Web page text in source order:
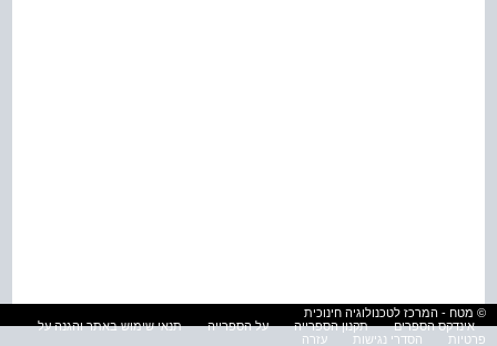
© מטח - המרכז לטכנולוגיה חינוכית
אינדקס הספרים
תקנון הספרייה על הספרייה
תנאי שימוש באתר והגנה על
פרטיות
הסדרי נגישות עזרה